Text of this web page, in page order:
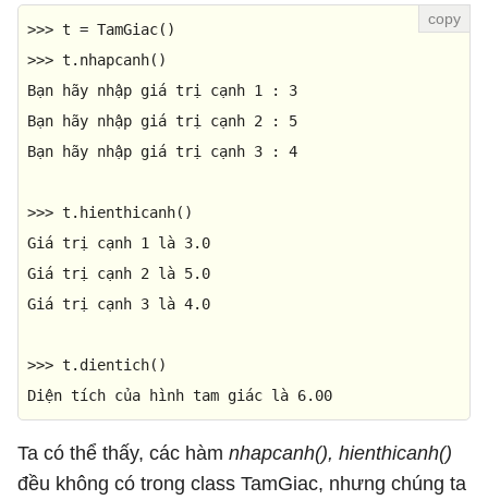
>>>
>>> t.nhapcanh()
Bạn hãy nhập giá trị cạnh 1 : 3
Bạn hãy nhập giá trị cạnh 2 : 5
Bạn hãy nhập giá trị cạnh 3 : 4
>>> t.hienthicanh()
Giá trị cạnh 1 là 3.0
Giá trị cạnh 2 là 5.0
Giá trị cạnh 3 là 4.0
>>> t.dientich()
Diện tích của hình tam giác là 6.00
Ta có thể thấy, các hàm nhapcanh(), hienthicanh()
đều không có trong class TamGiac, nhưng chúng ta